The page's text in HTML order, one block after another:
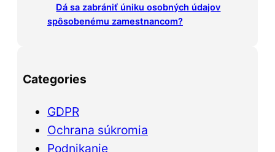
Dá sa zabrániť úniku osobných údajov
spôsobenému zamestnancom?
Categories
GDPR
Ochrana súkromia
Podnikanie